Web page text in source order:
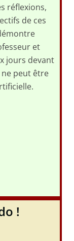
réflexions,
de ces
et
jours devant
ne peut être
!